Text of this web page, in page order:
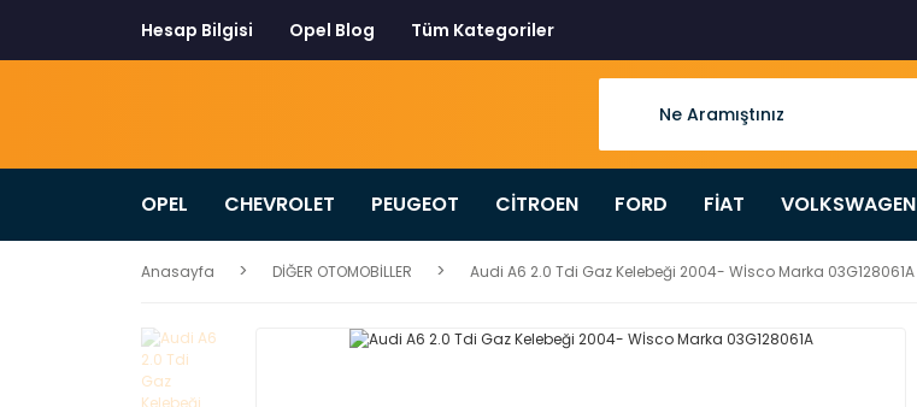
Hesap Bilgisi Opel Blog Tüm Kategoriler
OPEL CHEVROLET PEUGEOT CİTROEN FORD FİAT VOLKSWAGEN
Anasayfa DİĞER OTOMOBİLLER Audi A6 2.0 Tdi Gaz Kelebeği 2004- Wİsco Marka 03G128061A